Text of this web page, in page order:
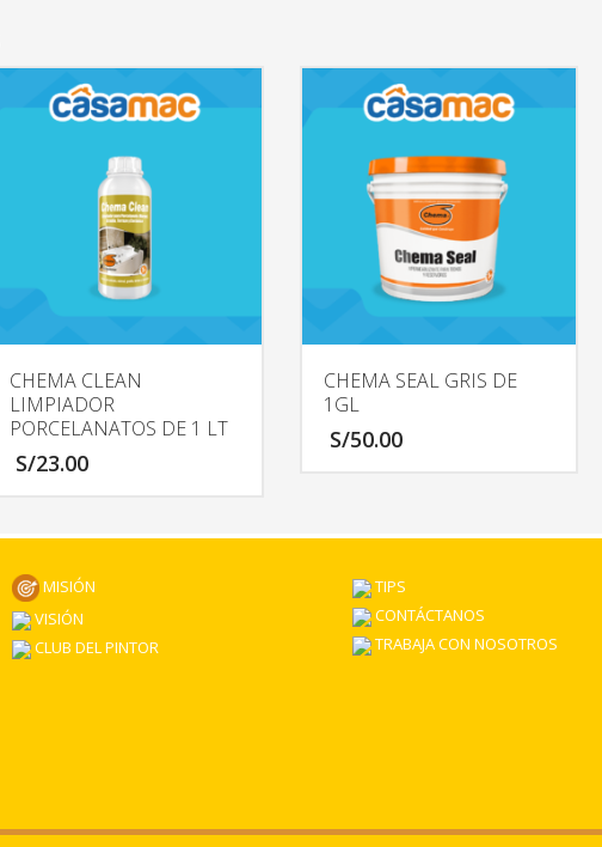
CHEMA CLEAN
LIMPIADOR
PORCELANATOS DE 1 LT
S/23.00
CHEMA SEAL GRIS DE
1GL
S/50.00
MISIÓN
VISIÓN
CLUB DEL PINTOR
TIPS
CONTÁCTANOS
TRABAJA CON NOSOTROS